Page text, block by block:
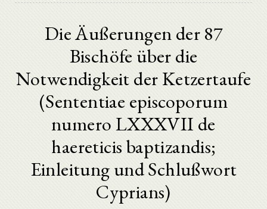
Die Äußerungen der 87
Bischöfe über die
Notwendigkeit der Ketzertaufe
(Sententiae episcoporum
numero LXXXVII de
haereticis baptizandis;
Einleitung und Schlußwort
Cyprians)